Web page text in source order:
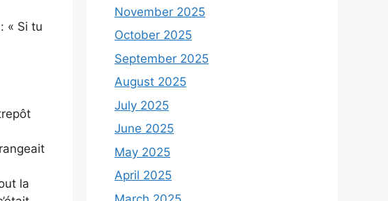
« Si tu
la
November 2025
October 2025
September 2025
August 2025
July 2025
June 2025
May 2025
April 2025